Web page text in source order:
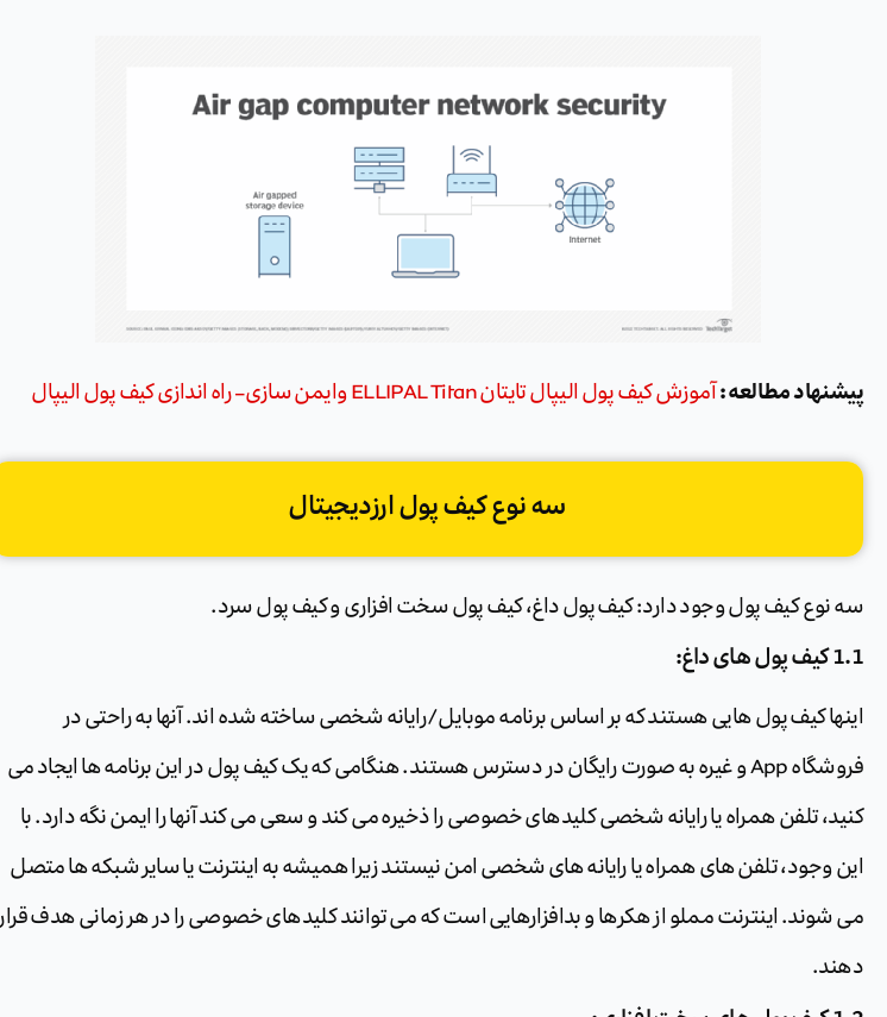
پیشنهاد مطالعه : آموزش کیف پول الیپال تایتان ELLIPAL Titan وایمن سازی – راه اندازی کیف پول الیپال
سه نوع کیف پول ارزدیجیتال
سه نوع کیف پول وجود دارد: کیف پول داغ، کیف پول سخت افزاری و کیف پول سرد.
1.1 کیف پول های داغ:
اینها کیف پول هایی هستند که بر اساس برنامه موبایل/رایانه شخصی ساخته شده اند. آنها به راحتی در
فروشگاه App و غیره به صورت رایگان در دسترس هستند. هنگامی که یک کیف پول در این برنامه ها ایجاد می
کنید، تلفن همراه یا رایانه شخصی کلیدهای خصوصی را ذخیره می کند و سعی می کند آنها را ایمن نگه دارد. با
این وجود، تلفن های همراه یا رایانه های شخصی امن نیستند زیرا همیشه به اینترنت یا سایر شبکه ها متصل
می شوند. اینترنت مملو از هکرها و بدافزارهایی است که می توانند کلیدهای خصوصی را در هر زمانی هدف قرار
دهند.